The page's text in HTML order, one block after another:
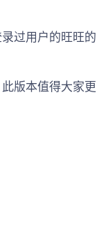
过用户的旺旺的
版本值得大家更